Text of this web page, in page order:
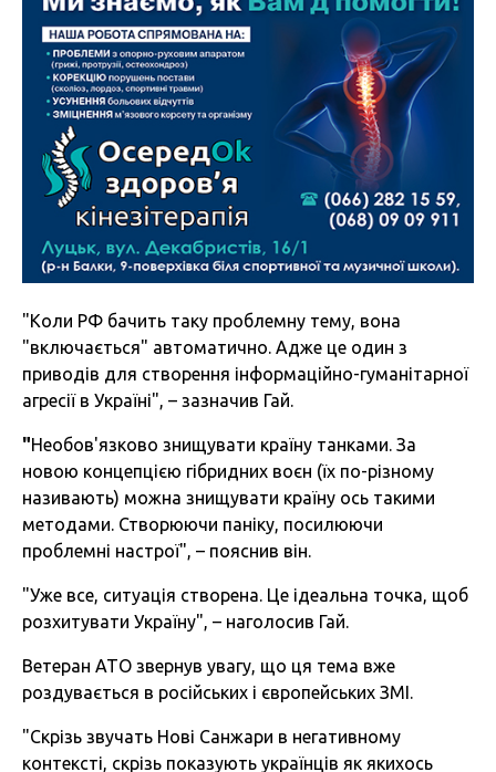
"Коли РФ бачить таку проблемну тему, вона
"включається" автоматично. Адже це один з
приводів для створення інформаційно-гуманітарної
агресії в Україні", – зазначив Гай.
"Необов'язково знищувати країну танками. За
новою концепцією гібридних воєн (їх по-різному
називають) можна знищувати країну ось такими
методами. Створюючи паніку, посилюючи
проблемні настрої", – пояснив він.
"Уже все, ситуація створена. Це ідеальна точка, щоб
розхитувати Україну", – наголосив Гай.
Ветеран АТО звернув увагу, що ця тема вже
роздувається в російських і європейських ЗМІ.
"Скрізь звучать Нові Санжари в негативному
контексті, скрізь показують українців як якихось